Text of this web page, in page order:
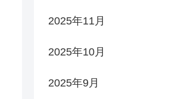
2025年11月
2025年10月
2025年9月